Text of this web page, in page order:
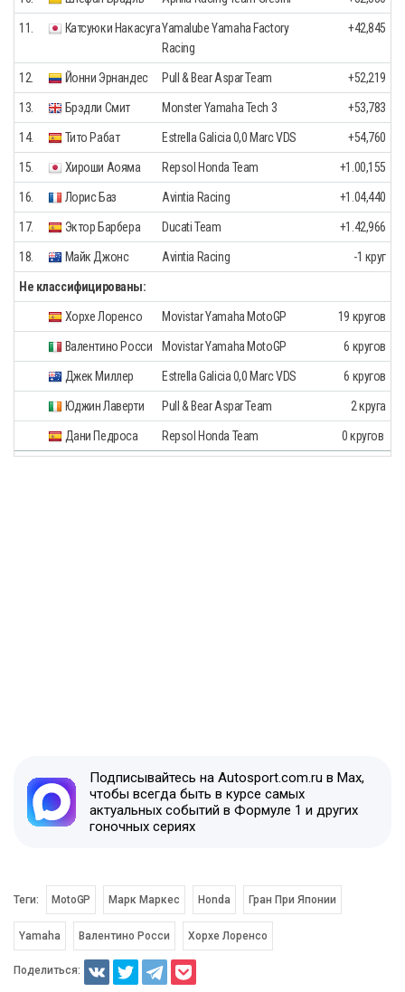
11. Катсуюки НакасугаYamalube Yamaha Factory
Racing
+42,845
12. Йонни Эрнандес Pull & Bear Aspar Team +52,219
13. Брэдли Смит Monster Yamaha Tech 3 +53,783
14. Тито Рабат Estrella Galicia 0,0 Marc VDS +54,760
15. Хироши Аояма Repsol Honda Team +1.00,155
16. Лорис Баз Avintia Racing +1.04,440
17. Эктор Барбера Ducati Team +1.42,966
18. Майк Джонс Avintia Racing -1 круг
Не классифицированы:
Хорхе Лоренсо Movistar Yamaha MotoGP 19 кругов
Валентино Росси Movistar Yamaha MotoGP 6 кругов
Джек Миллер Estrella Galicia 0,0 Marc VDS 6 кругов
Юджин Лаверти Pull & Bear Aspar Team 2 круга
Дани Педроса Repsol Honda Team 0 кругов
Подписывайтесь на Autosport.com.ru в Max,
чтобы всегда быть в курсе самых
актуальных событий в Формуле 1 и других
гоночных сериях
Теги: MotoGP Марк Маркес Honda Гран При Японии
Yamaha Валентино Росси Хорхе Лоренсо
Поделиться: